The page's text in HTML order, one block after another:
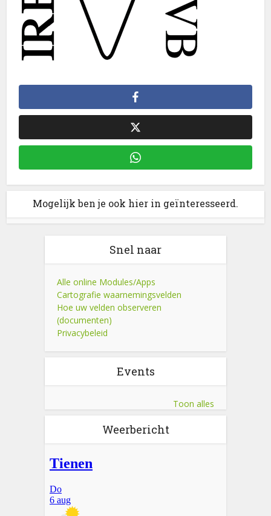
Mogelijk ben je ook hier in geïnteresseerd.
Snel naar
Alle online Modules/Apps
Cartografie waarnemingsvelden
Hoe uw velden observeren
(documenten)
Privacybeleid
Events
Toon alles
Weerbericht